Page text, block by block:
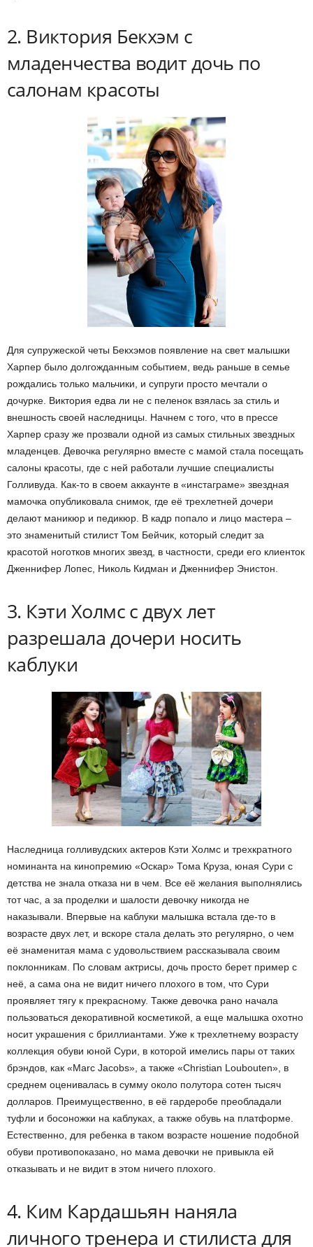
2. Виктория Бекхэм с
младенчества водит дочь по
салонам красоты
Для супружеской четы Бекхэмов появление на свет малышки
Харпер было долгожданным событием, ведь раньше в семье
рождались только мальчики, и супруги просто мечтали о
дочурке. Виктория едва ли не с пеленок взялась за стиль и
внешность своей наследницы. Начнем с того, что в прессе
Харпер сразу же прозвали одной из самых стильных звездных
младенцев. Девочка регулярно вместе с мамой стала посещать
салоны красоты, где с ней работали лучшие специалисты
Голливуда. Как-то в своем аккаунте в «инстаграме» звездная
мамочка опубликовала снимок, где её трехлетней дочери
делают маникюр и педикюр. В кадр попало и лицо мастера –
это знаменитый стилист Том Бейчик, который следит за
красотой ноготков многих звезд, в частности, среди его клиенток
Дженнифер Лопес, Николь Кидман и Дженнифер Энистон.
3. Кэти Холмс с двух лет
разрешала дочери носить
каблуки
Наследница голливудских актеров Кэти Холмс и трехкратного
номинанта на кинопремию «Оскар» Тома Круза, юная Сури с
детства не знала отказа ни в чем. Все её желания выполнялись
тот час, а за проделки и шалости девочку никогда не
наказывали. Впервые на каблуки малышка встала где-то в
возрасте двух лет, и вскоре стала делать это регулярно, о чем
её знаменитая мама с удовольствием рассказывала своим
поклонникам. По словам актрисы, дочь просто берет пример с
неё, а сама она не видит ничего плохого в том, что Сури
проявляет тягу к прекрасному. Также девочка рано начала
пользоваться декоративной косметикой, а еще малышка охотно
носит украшения с бриллиантами. Уже к трехлетнему возрасту
коллекция обуви юной Сури, в которой имелись пары от таких
брэндов, как «Marc Jacobs», а также «Christian Louboutеn», в
среднем оценивалась в сумму около полутора сотен тысяч
долларов. Преимущественно, в её гардеробе преобладали
туфли и босоножки на каблуках, а также обувь на платформе.
Естественно, для ребенка в таком возрасте ношение подобной
обуви противопоказано, но мама девочки не привыкла ей
отказывать и не видит в этом ничего плохого.
4. Ким Кардашьян наняла
личного тренера и стилиста для